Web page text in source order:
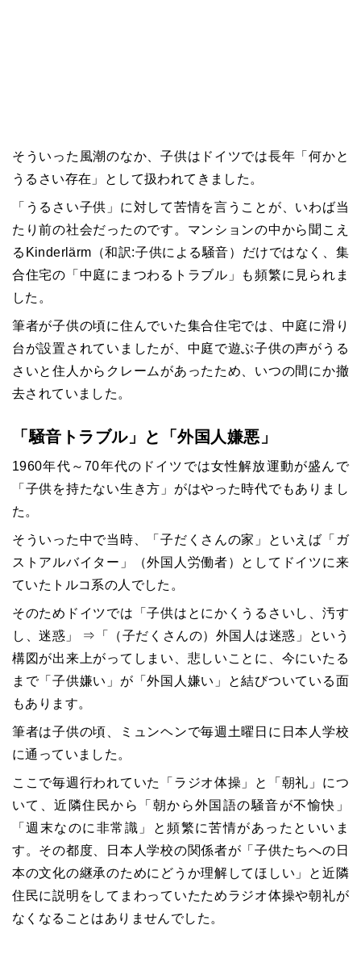
そういった風潮のなか、子供はドイツでは長年「何かと
うるさい存在」として扱われてきました。
「うるさい子供」に対して苦情を言うことが、いわば当
たり前の社会だったのです。マンションの中から聞こえ
るKinderlärm（和訳:子供による騒音）だけではなく、集
合住宅の「中庭にまつわるトラブル」も頻繁に見られま
した。
筆者が子供の頃に住んでいた集合住宅では、中庭に滑り
台が設置されていましたが、中庭で遊ぶ子供の声がうる
さいと住人からクレームがあったため、いつの間にか撤
去されていました。
「騒音トラブル」と「外国人嫌悪」
1960年代～70年代のドイツでは女性解放運動が盛んで
「子供を持たない生き方」がはやった時代でもありまし
た。
そういった中で当時、「子だくさんの家」といえば「ガ
ストアルバイター」（外国人労働者）としてドイツに来
ていたトルコ系の人でした。
そのためドイツでは「子供はとにかくうるさいし、汚す
し、迷惑」 ⇒「（子だくさんの）外国人は迷惑」という
構図が出来上がってしまい、悲しいことに、今にいたる
まで「子供嫌い」が「外国人嫌い」と結びついている面
もあります。
筆者は子供の頃、ミュンヘンで毎週土曜日に日本人学校
に通っていました。
ここで毎週行われていた「ラジオ体操」と「朝礼」につ
いて、近隣住民から「朝から外国語の騒音が不愉快」
「週末なのに非常識」と頻繁に苦情があったといいま
す。その都度、日本人学校の関係者が「子供たちへの日
本の文化の継承のためにどうか理解してほしい」と近隣
住民に説明をしてまわっていたためラジオ体操や朝礼が
なくなることはありませんでした。